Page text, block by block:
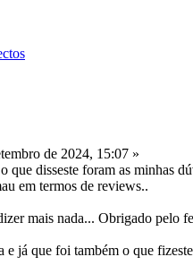
de 2024, 15:07 »
que disseste foram as minhas
em termos de reviews..
mais nada... Obrigado pelo
e já que foi também o que fizeste